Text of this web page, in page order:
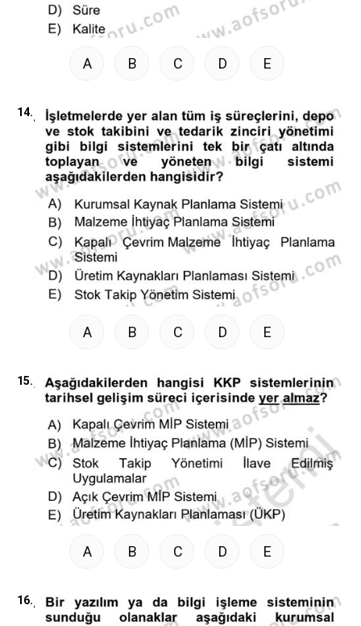
A B C D E
14.
A B C D E
15.
A B C D E
16.